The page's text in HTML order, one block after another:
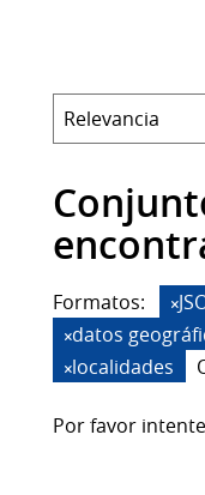
Formatos:
datos
localidades
Por favor